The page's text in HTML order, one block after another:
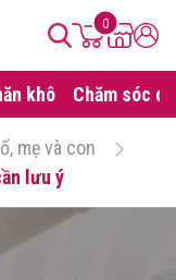
0
khô Chăm sóc da
mẹ và con
lưu ý